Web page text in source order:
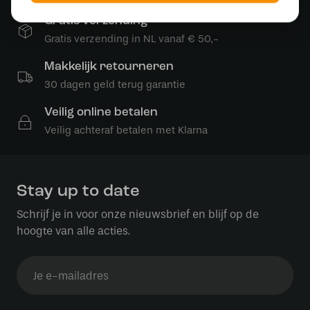
Gratis verzending
Gratis verzending in NL vanaf € 50,-
Makkelijk retourneren
30 dagen geld terug garantie
Veilig online betalen
Veilig achteraf betalen met Klarna
Stay up to date
Schrijf je in voor onze nieuwsbrief en blijf op de
hoogte van alle acties.